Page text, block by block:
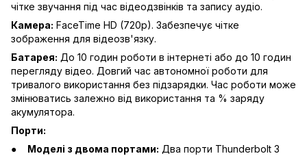
чітке звучання під час відеодзвінків та запису аудіо.
Камера: FaceTime HD (720p). Забезпечує чітке
зображення для відеозв'язку.
Батарея: До 10 годин роботи в інтернеті або до 10 годин
перегляду відео. Довгий час автономної роботи для
тривалого використання без підзарядки. Час роботи може
змінюватись залежно від використання та % заряду
акумулятора.
Порти:
Моделі з двома портами: Два порти Thunderbolt 3